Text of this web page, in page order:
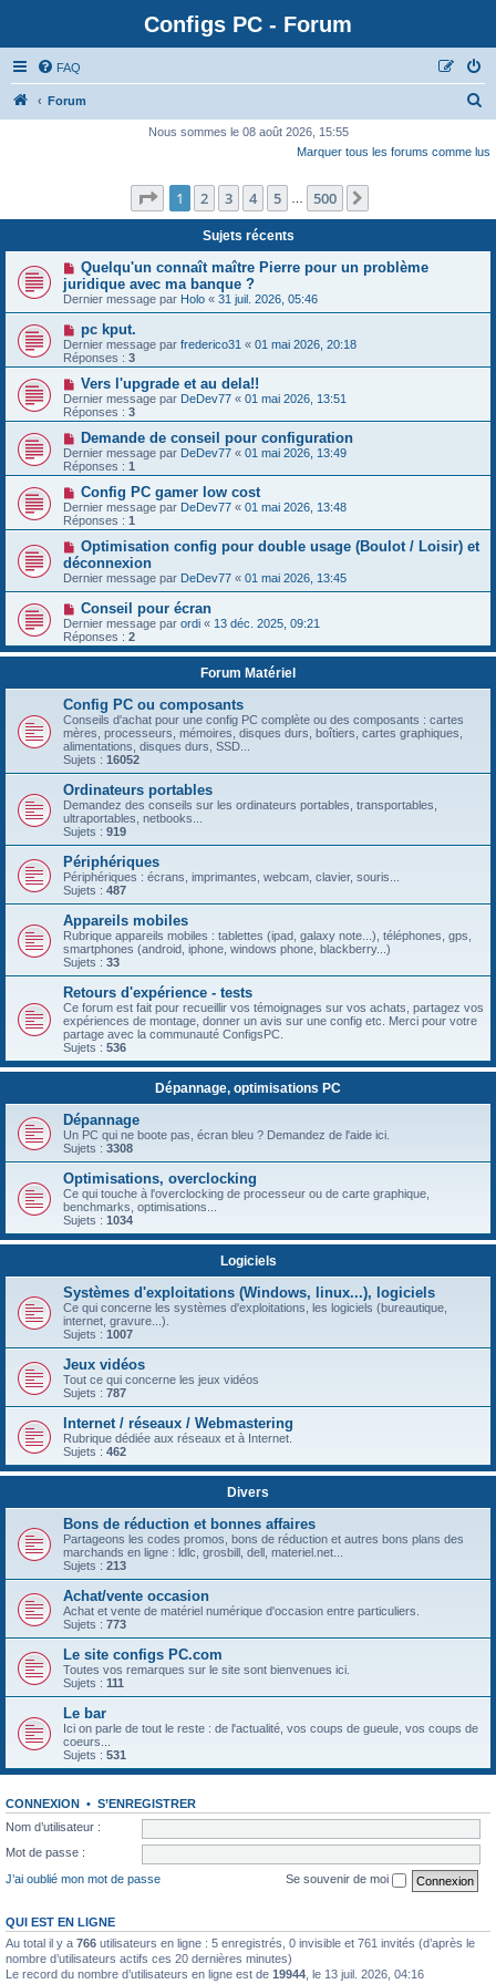
Configs PC - Forum
FAQ
Forum
Nous sommes le 08 août 2026, 15:55
Marquer tous les forums comme lus
Page 1sur500
1 2 3 4 5 500
Sujets récents
Quelqu'un connaît maître Pierre pour un problème
juridique avec ma banque ?
Dernier message par Holo « 31 juil. 2026, 05:46
pc kput.
Dernier message par frederico31 « 01 mai 2026, 20:18
Réponses : 3
Vers l'upgrade et au dela!!
Dernier message par DeDev77 « 01 mai 2026, 13:51
Réponses : 3
Demande de conseil pour configuration
Dernier message par DeDev77 « 01 mai 2026, 13:49
Réponses : 1
Config PC gamer low cost
Dernier message par DeDev77 « 01 mai 2026, 13:48
Réponses : 1
Optimisation config pour double usage (Boulot / Loisir) et
déconnexion
Dernier message par DeDev77 « 01 mai 2026, 13:45
Conseil pour écran
Dernier message par ordi « 13 déc. 2025, 09:21
Réponses : 2
Forum Matériel
Config PC ou composants
Conseils d'achat pour une config PC complète ou des composants : cartes
mères, processeurs, mémoires, disques durs, boîtiers, cartes graphiques,
alimentations, disques durs, SSD...
Sujets : 16052
Ordinateurs portables
Demandez des conseils sur les ordinateurs portables, transportables,
ultraportables, netbooks...
Sujets : 919
Périphériques
Périphériques : écrans, imprimantes, webcam, clavier, souris...
Sujets : 487
Appareils mobiles
Rubrique appareils mobiles : tablettes (ipad, galaxy note...), téléphones, gps,
smartphones (android, iphone, windows phone, blackberry...)
Sujets : 33
Retours d'expérience - tests
Ce forum est fait pour recueillir vos témoignages sur vos achats, partagez vos
expériences de montage, donner un avis sur une config etc. Merci pour votre
partage avec la communauté ConfigsPC.
Sujets : 536
Dépannage, optimisations PC
Dépannage
Un PC qui ne boote pas, écran bleu ? Demandez de l'aide ici.
Sujets : 3308
Optimisations, overclocking
Ce qui touche à l'overclocking de processeur ou de carte graphique,
benchmarks, optimisations...
Sujets : 1034
Logiciels
Systèmes d'exploitations (Windows, linux...), logiciels
Ce qui concerne les systèmes d'exploitations, les logiciels (bureautique,
internet, gravure...).
Sujets : 1007
Jeux vidéos
Tout ce qui concerne les jeux vidéos
Sujets : 787
Internet / réseaux / Webmastering
Rubrique dédiée aux réseaux et à Internet.
Sujets : 462
Divers
Bons de réduction et bonnes affaires
Partageons les codes promos, bons de réduction et autres bons plans des
marchands en ligne : ldlc, grosbill, dell, materiel.net...
Sujets : 213
Achat/vente occasion
Achat et vente de matériel numérique d'occasion entre particuliers.
Sujets : 773
Le site configs PC.com
Toutes vos remarques sur le site sont bienvenues ici.
Sujets : 111
Le bar
Ici on parle de tout le reste : de l'actualité, vos coups de gueule, vos coups de
coeurs...
Sujets : 531
CONNEXION • S’ENREGISTRER
Nom d’utilisateur :
Mot de passe :
J’ai oublié mon mot de passe
Se souvenir de moi
QUI EST EN LIGNE
Au total il y a 766 utilisateurs en ligne : 5 enregistrés, 0 invisible et 761 invités (d’après le
nombre d’utilisateurs actifs ces 20 dernières minutes)
Le record du nombre d’utilisateurs en ligne est de 19944 , le 13 juil. 2026, 04:16